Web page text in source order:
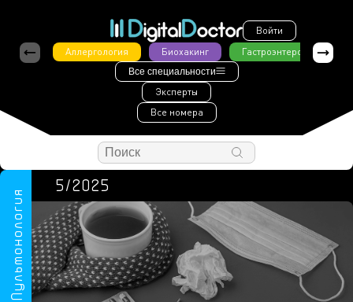
Войти
Аллергология
Биохакинг Гастроэнтерология
Все специальности
Эксперты
Все номера
Пульмонология
5/2025